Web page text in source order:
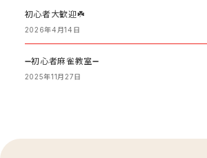
初心者大歓迎☘️
2026年4月14日
➖初心者麻雀教室➖
2025年11月27日